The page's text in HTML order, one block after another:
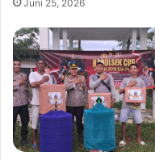
Juni 25, 2026